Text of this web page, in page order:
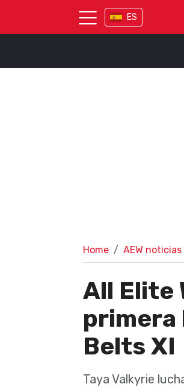
ES
Home AEW
All Elite
primera
Belts XI
Taya Valkyrie